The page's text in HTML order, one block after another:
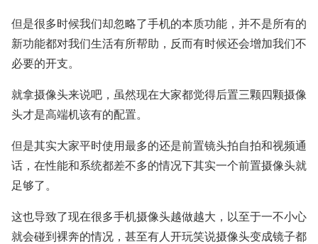
但是很多时候我们却忽略了手机的本质功能，并不是所有的
新功能都对我们生活有所帮助，反而有时候还会增加我们不
必要的开支。
就拿摄像头来说吧，虽然现在大家都觉得后置三颗四颗摄像
头才是高端机该有的配置。
但是其实大家平时使用最多的还是前置镜头拍自拍和视频通
话，在性能和系统都差不多的情况下其实一个前置摄像头就
足够了。
这也导致了现在很多手机摄像头越做越大，以至于一不小心
就会碰到裸奔的情况，甚至有人开玩笑说摄像头变成镜子都